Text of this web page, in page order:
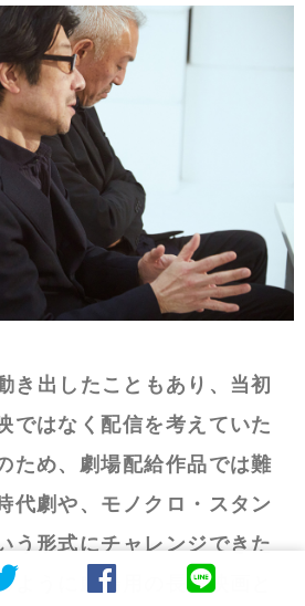
き出したこともあり、当初
ではなく配信を考えていた
ため、劇場配給作品では難
代劇や、モノクロ・スタン
う形式にチャレンジできた
ように劇場用の長編映画と